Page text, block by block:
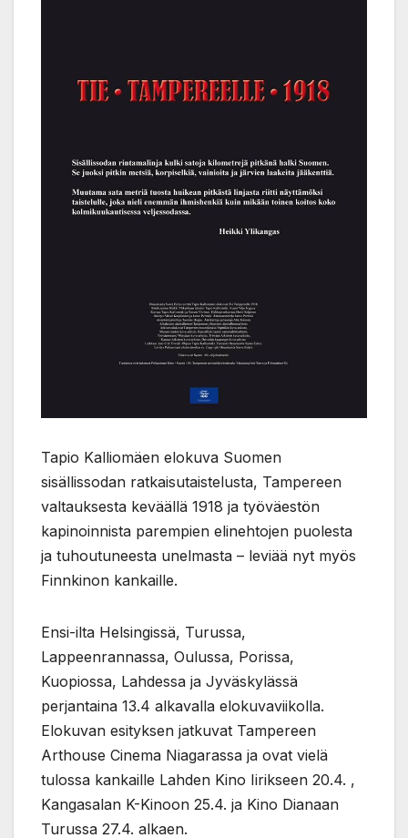
Tapio Kalliomäen elokuva Suomen
sisällissodan ratkaisutaistelusta, Tampereen
valtauksesta keväällä 1918 ja työväestön
kapinoinnista parempien elinehtojen puolesta
ja tuhoutuneesta unelmasta – leviää nyt myös
Finnkinon kankaille.
Ensi-ilta Helsingissä, Turussa,
Lappeenrannassa, Oulussa, Porissa,
Kuopiossa, Lahdessa ja Jyväskylässä
perjantaina 13.4 alkavalla elokuvaviikolla.
Elokuvan esityksen jatkuvat Tampereen
Arthouse Cinema Niagarassa ja ovat vielä
tulossa kankaille Lahden Kino Iirikseen 20.4. ,
Kangasalan K-Kinoon 25.4. ja Kino Dianaan
Turussa 27.4. alkaen.